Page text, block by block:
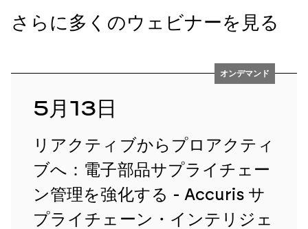
さらに多くのウェビナーを見る
オンデマンド
5月13日
リアクティブからプロアクティ
ブへ：電子部品サプライチェー
ン管理を強化する - Accuris サ
プライチェーン・インテリジェ